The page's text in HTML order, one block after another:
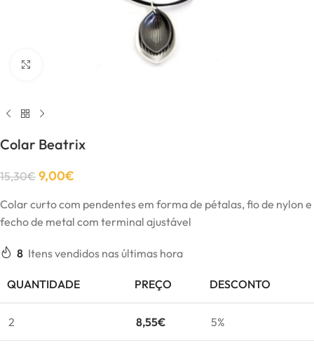
Colar Beatrix
15,30€ 9,00€
Colar curto com pendentes em forma de pétalas, fio de nylon e
fecho de metal com terminal ajustável
8 Itens vendidos nas últimas hora
QUANTIDADE PREÇO DESCONTO
2 8,55€ 5%